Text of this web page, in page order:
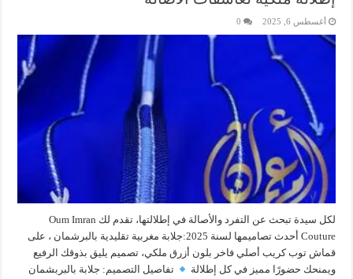
أغسطس 6, 2025 0
لكل سيدة تبحث عن التفرد والأصالة في إطلالتها، تقدم لك Oum Imran
Couture أحدث تصاميمها لسنة 2025:جلابة مغربية تقليدية بالبرشمان ، على
قماش توب كريب أصلي فاخر بلون أزرق ملكي، تصميم يليق بذوقك الرفيع
ويمنحك حضورًا مميز في كل إطلالة
تفاصيل التصميم: جلابة بالبربشمان